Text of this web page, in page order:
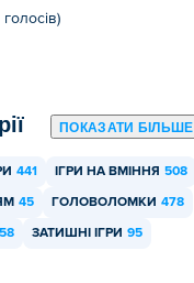
ПОКАЗАТИ БІЛЬШЕ
441 ІГРИ НА ВМІННЯ 508
45 ГОЛОВОЛОМКИ 478
58 ЗАТИШНІ ІГРИ 95